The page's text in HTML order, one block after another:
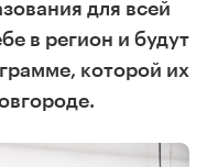
для всей
в регион и будут
которой их